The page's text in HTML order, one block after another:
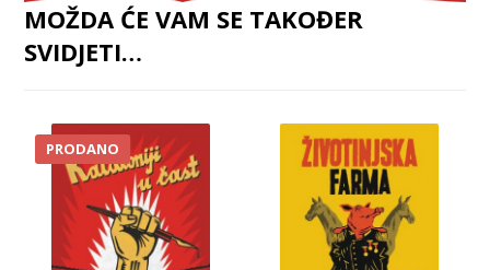
MOŽDA ĆE VAM SE TAKOĐER
SVIDJETI…
PRODANO